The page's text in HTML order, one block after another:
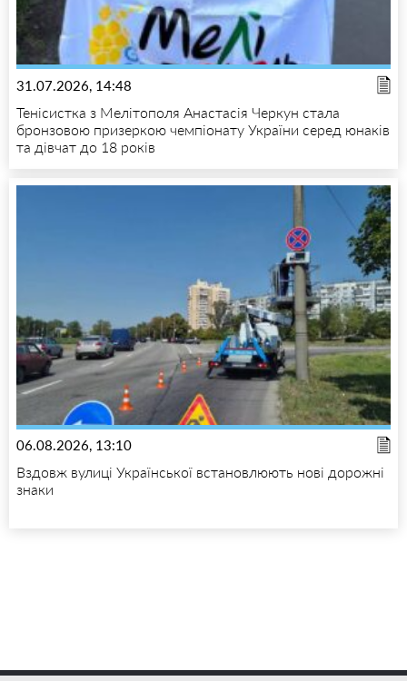
31.07.2026, 14:48
Тенісистка з Мелітополя Анастасія Черкун стала
бронзовою призеркою чемпіонату України серед юнаків
та дівчат до 18 років
06.08.2026, 13:10
Вздовж вулиці Української встановлюють нові дорожні
знаки